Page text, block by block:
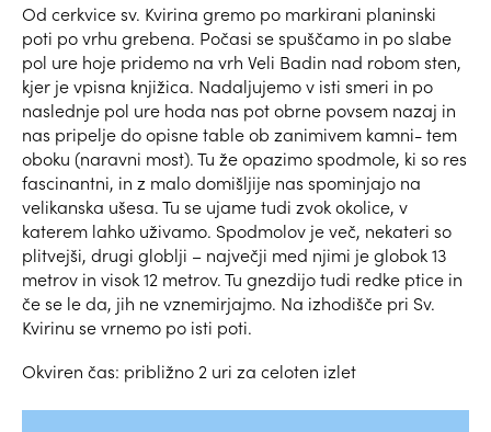
Od cerkvice sv. Kvirina gremo po markirani planinski
poti po vrhu grebena. Počasi se spuščamo in po slabe
pol ure hoje pridemo na vrh Veli Badin nad robom sten,
kjer je vpisna knjižica. Nadaljujemo v isti smeri in po
naslednje pol ure hoda nas pot obrne povsem nazaj in
nas pripelje do opisne table ob zanimivem kamni- tem
oboku (naravni most). Tu že opazimo spodmole, ki so res
fascinantni, in z malo domišljije nas spominjajo na
velikanska ušesa. Tu se ujame tudi zvok okolice, v
katerem lahko uživamo. Spodmolov je več, nekateri so
plitvejši, drugi globlji – največji med njimi je globok 13
metrov in visok 12 metrov. Tu gnezdijo tudi redke ptice in
če se le da, jih ne vznemirjajmo. Na izhodišče pri Sv.
Kvirinu se vrnemo po isti poti.
Okviren čas: približno 2 uri za celoten izlet